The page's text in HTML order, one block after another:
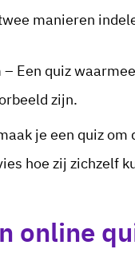
manieren
– Een quiz
zijn.
je een quiz om
hoe zij zichzelf
online